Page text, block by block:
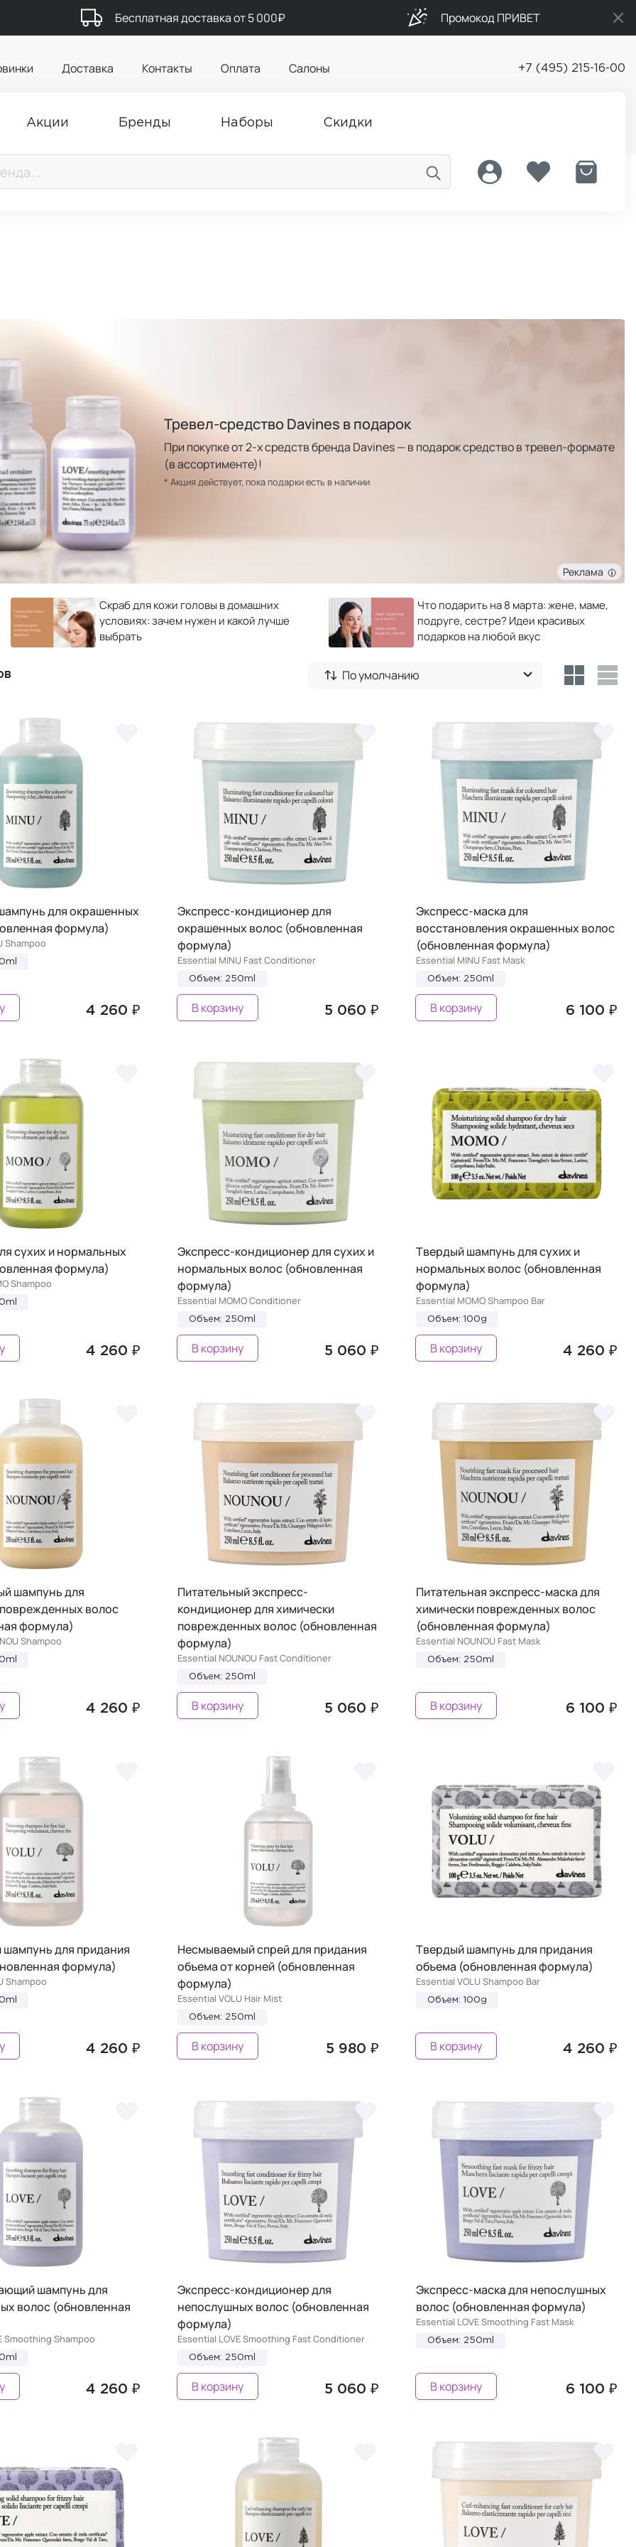
Бесплатная доставка от 5 000₽ Промокод ПРИВЕТ
Доставка Контакты Оплата Салоны +7 (495) 215-16-00
Акции Бренды Наборы Скидки
Тревел-средство Davines в подарок
При покупке от 2-х средств бренда Davines — в подарок средство в тревел-формате
(в ассортименте)!
* Акция действует, пока подарки есть в наличии
Реклама
Скраб для кожи головы в домашних
условиях: зачем нужен и какой лучше
выбрать
Что подарить на 8 марта: жене, маме,
подруге, сестре? Идеи красивых
подарков на любой вкус
По умолчанию
для окрашенных
формула)
Shampoo
4 260 ₽
Экспресс-кондиционер для
окрашенных волос (обновленная
формула)
Essential MINU Fast Conditioner
Объем: 250ml
5 060 ₽
В корзину
Экспресс-маска для
восстановления окрашенных волос
(обновленная формула)
Essential MINU Fast Mask
Объем: 250ml
6 100 ₽
В корзину
сухих и нормальных
формула)
Shampoo
4 260 ₽
Экспресс-кондиционер для сухих и
нормальных волос (обновленная
формула)
Essential MOMO Conditioner
Объем: 250ml
5 060 ₽
В корзину
Твердый шампунь для сухих и
нормальных волос (обновленная
формула)
Essential MOMO Shampoo Bar
Объем: 100g
4 260 ₽
В корзину
шампунь для
волос
формула)
Shampoo
4 260 ₽
Питательный экспресс-
кондиционер для химически
поврежденных волос (обновленная
формула)
Essential NOUNOU Fast Conditioner
Объем: 250ml
5 060 ₽
В корзину
Питательная экспресс-маска для
химически поврежденных волос
(обновленная формула)
Essential NOUNOU Fast Mask
Объем: 250ml
6 100 ₽
В корзину
для придания
формула)
Shampoo
4 260 ₽
Несмываемый спрей для придания
объема от корней (обновленная
формула)
Essential VOLU Hair Mist
Объем: 250ml
5 980 ₽
В корзину
Твердый шампунь для придания
объема (обновленная формула)
Essential VOLU Shampoo Bar
Объем: 100g
4 260 ₽
В корзину
шампунь для
волос (обновленная
Smoothing Shampoo
4 260 ₽
Экспресс-кондиционер для
непослушных волос (обновленная
формула)
Essential LOVE Smoothing Fast Conditioner
Объем: 250ml
5 060 ₽
В корзину
Экспресс-маска для непослушных
волос (обновленная формула)
Essential LOVE Smoothing Fast Mask
Объем: 250ml
6 100 ₽
В корзину